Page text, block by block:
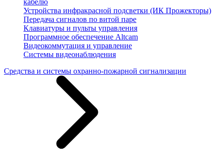
кабелю
Устройства инфракрасной подсветки (ИК Прожекторы)
Передача сигналов по витой паре
Клавиатуры и пульты управления
Программное обеспечение Altcam
Видеокоммутация и управление
Системы видеонаблюдения
Средства и системы охранно-пожарной сигнализации